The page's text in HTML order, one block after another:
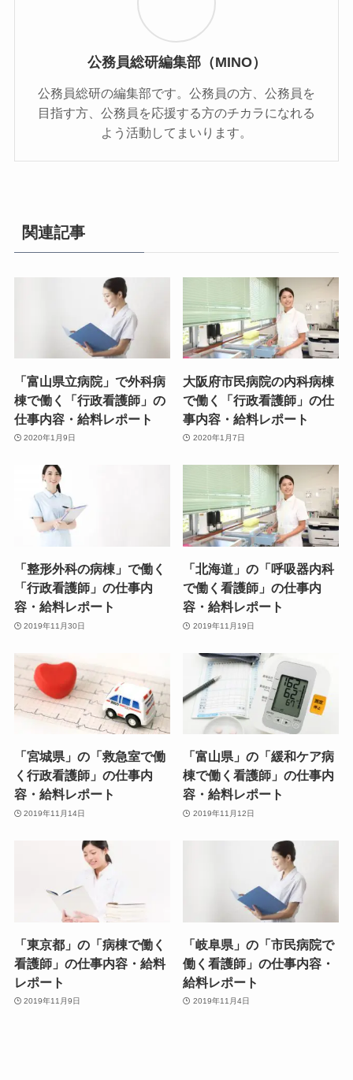
公務員総研編集部（MINO）
公務員総研の編集部です。公務員の方、公務員を
目指す方、公務員を応援する方のチカラになれる
よう活動してまいります。
関連記事
「富山県立病院」で外科病
棟で働く「行政看護師」の
仕事内容・給料レポート
2020年1月9日
大阪府市民病院の内科病棟
で働く「行政看護師」の仕
事内容・給料レポート
2020年1月7日
「整形外科の病棟」で働く
「行政看護師」の仕事内
容・給料レポート
2019年11月30日
「北海道」の「呼吸器内科
で働く看護師」の仕事内
容・給料レポート
2019年11月19日
「宮城県」の「救急室で働
く行政看護師」の仕事内
容・給料レポート
2019年11月14日
「富山県」の「緩和ケア病
棟で働く看護師」の仕事内
容・給料レポート
2019年11月12日
「東京都」の「病棟で働く
看護師」の仕事内容・給料
レポート
2019年11月9日
「岐阜県」の「市民病院で
働く看護師」の仕事内容・
給料レポート
2019年11月4日